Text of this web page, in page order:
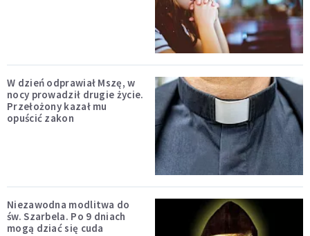
W dzień odprawiał Mszę, w
nocy prowadził drugie życie.
Przełożony kazał mu
opuścić zakon
Niezawodna modlitwa do
św. Szarbela. Po 9 dniach
mogą dziać się cuda